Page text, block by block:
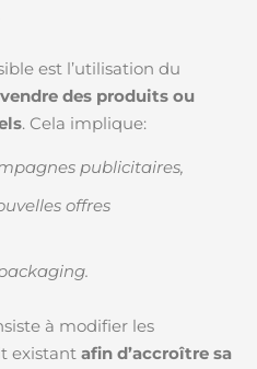
est l’utilisation du
des produits ou
. Cela implique:
publicitaires,
offres
à modifier les
existant afin d’accroître sa